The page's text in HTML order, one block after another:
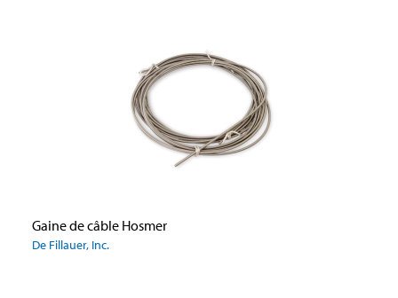
Gaine de câble Hosmer
De Fillauer, Inc.